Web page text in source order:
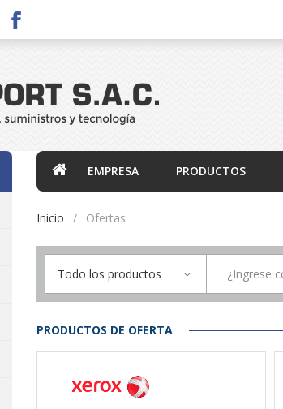
EMPRESA PRODUCTOS
Inicio Ofertas
Todo los productos
PRODUCTOS DE OFERTA